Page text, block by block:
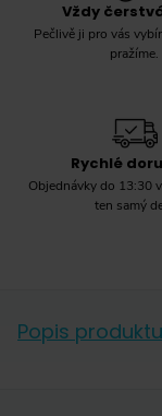
Vždy
Pečlivě ji pro vás
pražíme.
Rychlé
Objednávky do 13:30
ten samý
Popis produktu